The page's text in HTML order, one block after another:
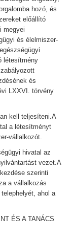
hozó, és
előállító
megyei
és élelmiszer-
létesítmény
és
LXXVI. törvény
kell teljesíteni.A
a létesítményt
vállalkozót.
hivatal az
vezet.A
szerinti
a vállalkozás
ahol a
ÉS A TANÁCS